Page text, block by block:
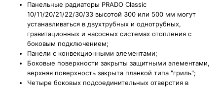
Панельные радиаторы PRADO Classic
10/11/20/21/22/30/33 высотой 300 или 500 мм могут
устанавливаться в двухтрубных и однотрубных,
гравитационных и насосных системах отопления с
боковым подключением;
Панели с конвекционными элементами;
Боковые поверхности закрыты защитными элементами,
верхняя поверхность закрыта планкой типа "гриль";
Четыре боковых подсоединительных отверстия в